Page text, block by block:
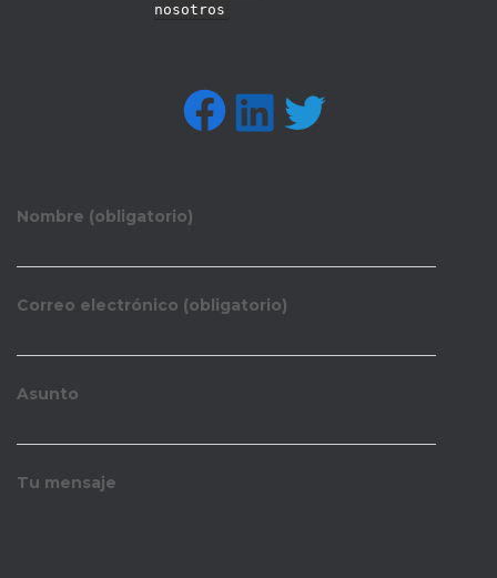
nosotros
FACEBOOK LINKEDIN
Nombre (obligatorio)
Correo electrónico (obligatorio)
Asunto
Tu mensaje